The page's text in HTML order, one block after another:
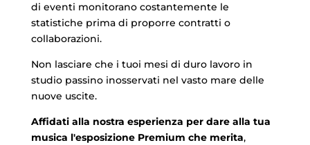
di eventi monitorano costantemente le
statistiche prima di proporre contratti o
collaborazioni.
Non lasciare che i tuoi mesi di duro lavoro in
studio passino inosservati nel vasto mare delle
nuove uscite.
Affidati alla nostra esperienza per dare alla tua
musica l'esposizione Premium che merita,